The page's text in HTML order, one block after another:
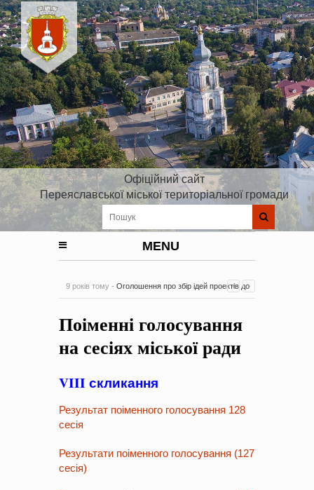
Офіційний сайт
Переяславської міської територіальної громади
MENU
9 років тому - Оголошення про збір ідей проектів до
на період 2018 – 2020 роки Оголошення про збір ідей
Поіменні голосування
на сесіях міської ради
VIII скликання
Результат поіменного голосування 128
сесія
Результати поіменного голосування (127
сесія)